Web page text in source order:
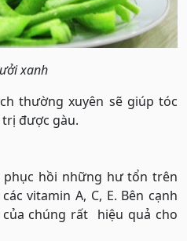
xanh
thường xuyên sẽ giúp tóc
được gàu.
phục hồi những hư tổn trên
vitamin A, C, E. Bên cạnh
chúng rất hiệu quả cho